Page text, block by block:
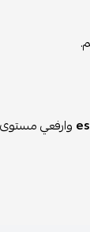
وارفعي مستوى